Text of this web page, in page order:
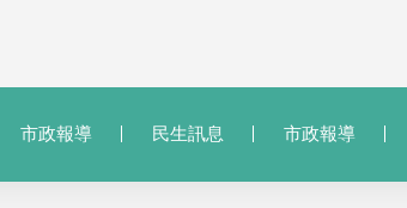
市政報導 民生訊息 市政報導